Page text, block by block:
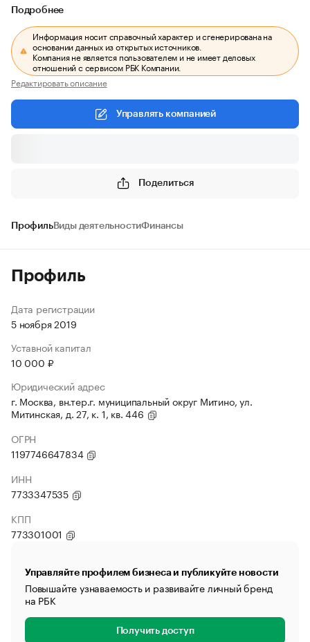
Подробнее
Информация носит справочный характер и сгенерирована на
основании данных из открытых источников.
Компания не является пользователем и не имеет деловых
отношений с сервисом РБК Компании.
Редактировать описание
Управлять компанией
Поделиться
ПрофильВиды деятельностиФинансы
Профиль
Дата регистрации
5 ноября 2019
Уставной капитал
10 000 ₽
Юридический адрес
г. Москва, вн.тер.г. муниципальный округ Митино, ул.
Митинская, д. 27, к. 1, кв. 446
ОГРН
1197746647834
ИНН
7733347535
КПП
773301001
Управляйте профилем бизнеса и публикуйте новости
Повышайте узнаваемость и развивайте личный бренд
на РБК
Получить доступ